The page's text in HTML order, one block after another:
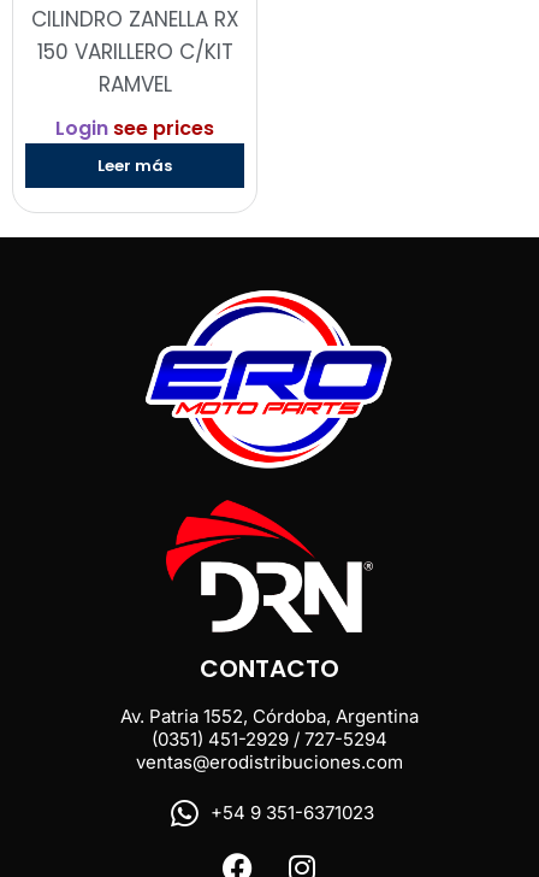
CILINDRO ZANELLA RX
150 VARILLERO C/KIT
RAMVEL
Login see prices
Leer más
CONTACTO
Av. Patria 1552, Córdoba, Argentina
(0351) 451-2929 / 727-5294
ventas@erodistribuciones.com
+54 9 351-6371023